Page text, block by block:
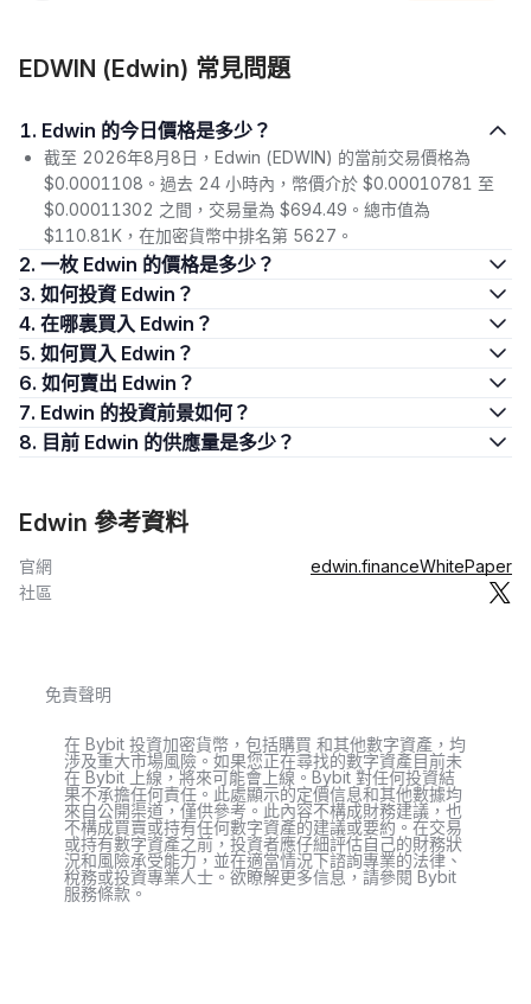
EDWIN (Edwin) 常見問題
1. Edwin 的今日價格是多少？
截至 2026年8月8日，Edwin (EDWIN) 的當前交易價格為
$0.0001108。過去 24 小時內，幣價介於 $0.00010781 至
$0.00011302 之間，交易量為 $694.49。總市值為
$110.81K，在加密貨幣中排名第 5627。
2. 一枚 Edwin 的價格是多少？
3. 如何投資 Edwin？
4. 在哪裏買入 Edwin？
5. 如何買入 Edwin？
6. 如何賣出 Edwin？
7. Edwin 的投資前景如何？
8. 目前 Edwin 的供應量是多少？
Edwin 參考資料
官網 edwin.financeWhitePaper
社區
免責聲明
在 Bybit 投資加密貨幣，包括購買 和其他數字資產，均
涉及重大市場風險。如果您正在尋找的數字資產目前未
在 Bybit 上線，將來可能會上線。Bybit 對任何投資結
果不承擔任何責任。此處顯示的定價信息和其他數據均
來自公開渠道，僅供參考。此內容不構成財務建議，也
不構成買賣或持有任何數字資產的建議或要約。在交易
或持有數字資產之前，投資者應仔細評估自己的財務狀
況和風險承受能力，並在適當情況下諮詢專業的法律、
稅務或投資專業人士。欲瞭解更多信息，請參閱 Bybit
服務條款。